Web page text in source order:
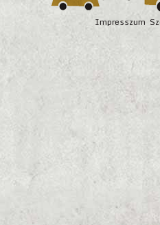
Impresszum